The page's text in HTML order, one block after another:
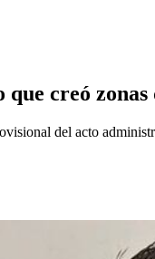
creó
del acto